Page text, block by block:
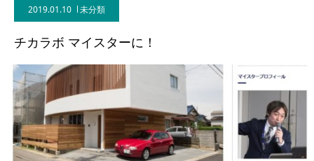
2019.01.10 未分類
チカラボ マイスターに！
BLOG
CONTACT